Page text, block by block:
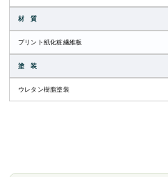
材 質
プリント紙化粧繊維板
塗 装
ウレタン樹脂塗装